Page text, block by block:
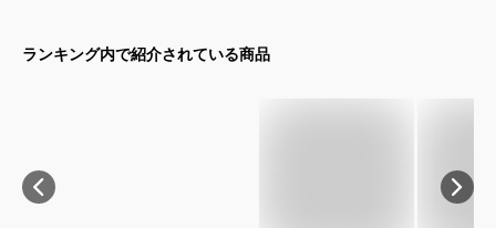
ランキング内で紹介されている商品